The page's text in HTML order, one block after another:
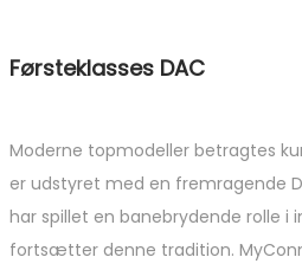
Førsteklasses DAC
Moderne topmodeller betragtes
er udstyret med en fremragende
har spillet en banebrydende rolle i
fortsætter denne tradition.